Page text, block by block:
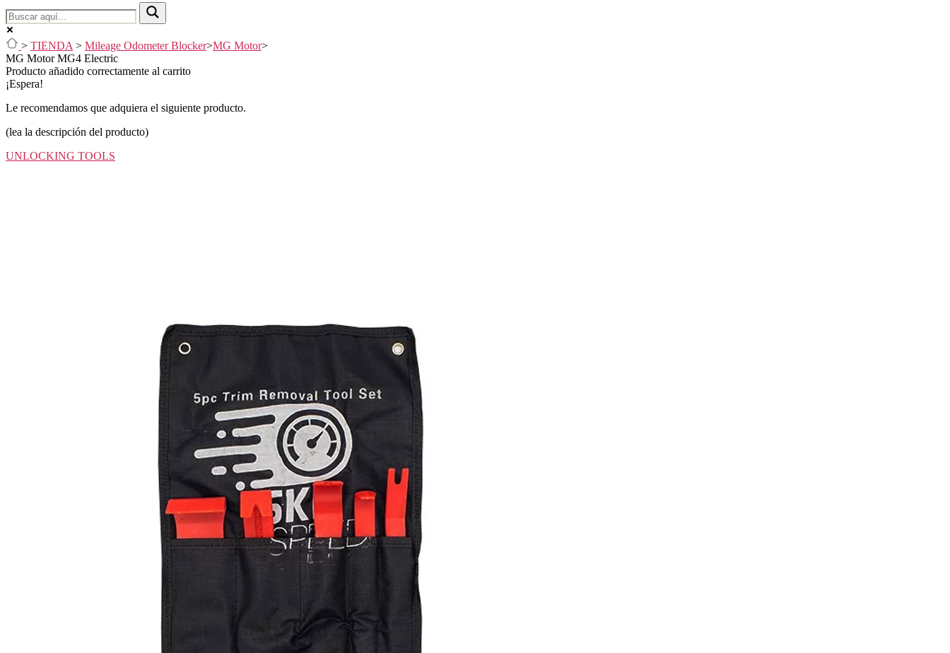
> TIENDA > Mileage Odometer Blocker>MG Motor>
MG Motor MG4 Electric
Producto añadido correctamente al carrito
¡Espera!
Le recomendamos que adquiera el siguiente producto.
(lea la descripción del producto)
UNLOCKING TOOLS